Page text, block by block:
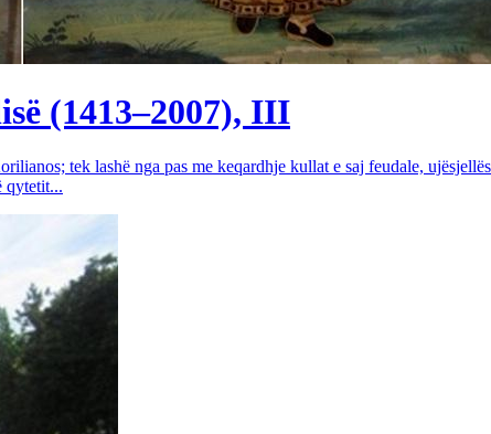
(1413–2007), III
tek lashë nga pas me keqardhje kullat e saj feudale,
qytetit...